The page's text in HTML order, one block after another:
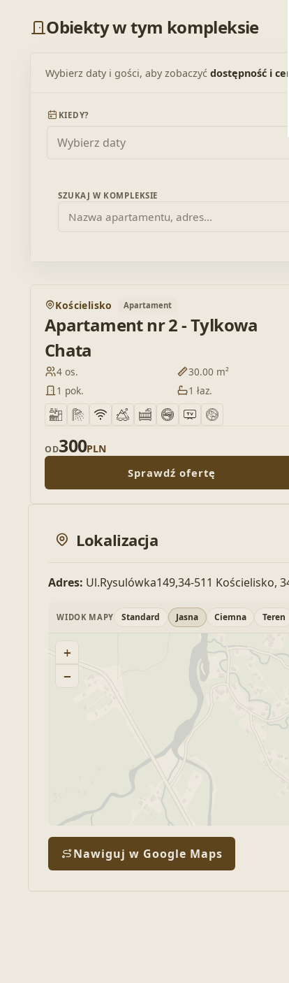
Obiekty w tym kompleksie
Wybierz daty i gości, aby zobaczyćdostępność i
KIEDY?
SZUKAJ W KOMPLEKSIE
Kościelisko Apartament
Apartament nr 2 - Tylkowa
Chata
4 os.
30.00 m²
1 pok.
1 łaz.
OD300PLN
Sprawdź ofertę
Lokalizacja
Adres: Ul.Rysulówka149,34-511 Kościelisko,
WIDOK MAPY Standard Jasna Ciemna Teren
+
−
Nawiguj w Google Maps